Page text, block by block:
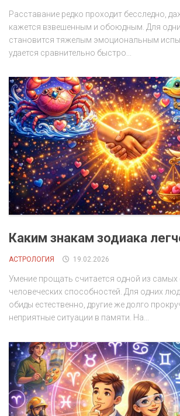
Расставание редко проходит бесследно,
кажется взвешенным и обоюдным. Для
становится тяжелым эмоциональным
удается сравнительно быстро...
Каким знакам зодиака
АСТРОЛОГИЯ 19.02.2026
Умение прощать считается одной из
человеческих способностей. Для одних
обиды естественно, другие же долго
неприятные ситуации в памяти. На...